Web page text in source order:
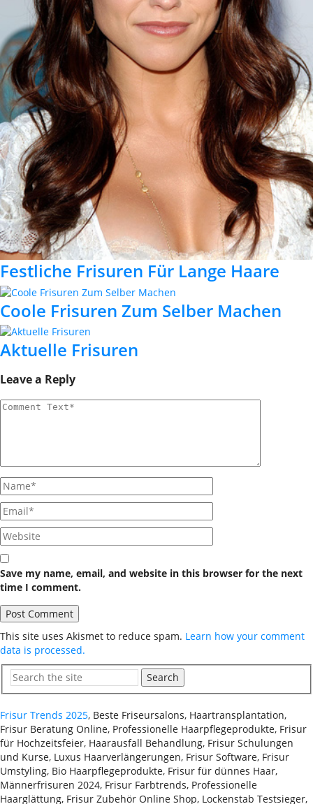
Festliche Frisuren Für Lange Haare
Coole Frisuren Zum Selber Machen
Aktuelle Frisuren
Leave a Reply
Save my name, email, and website in this browser for the next
time I comment.
This site uses Akismet to reduce spam. Learn how your comment
data is processed.
Search
Frisur Trends 2025, Beste Friseursalons, Haartransplantation,
Frisur Beratung Online, Professionelle Haarpflegeprodukte, Frisur
für Hochzeitsfeier, Haarausfall Behandlung, Frisur Schulungen
und Kurse, Luxus Haarverlängerungen, Frisur Software, Frisur
Umstyling, Bio Haarpflegeprodukte, Frisur für dünnes Haar,
Männerfrisuren 2024, Frisur Farbtrends, Professionelle
Haarglättung, Frisur Zubehör Online Shop, Lockenstab Testsieger,